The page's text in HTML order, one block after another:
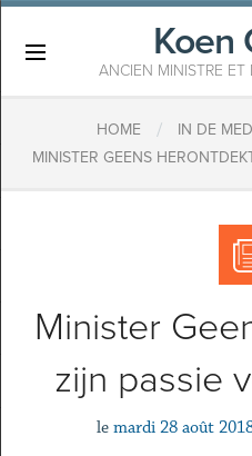
Koen
ANCIEN MINISTRE
HOME / IN DE
MINISTER GEENS
Minister
zijn passie
le mardi 28 août